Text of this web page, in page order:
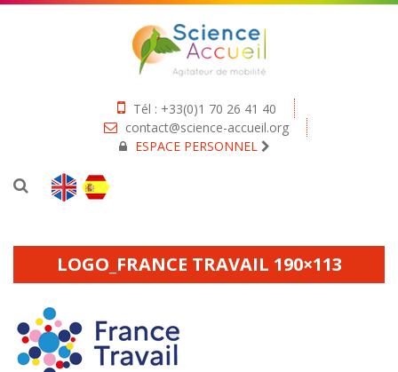
Tél : +33(0)1 70 26 41 40
contact@science-accueil.org
ESPACE PERSONNEL
LOGO_FRANCE TRAVAIL 190×113